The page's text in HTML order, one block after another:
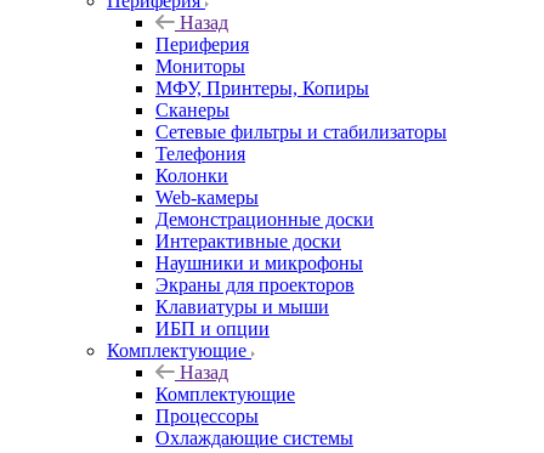
Назад
Периферия
Мониторы
МФУ, Принтеры, Копиры
Сканеры
Сетевые фильтры и стабилизаторы
Телефония
Колонки
Web-камеры
Демонстрационные доски
Интерактивные доски
Наушники и микрофоны
Экраны для проекторов
Клавиатуры и мыши
ИБП и опции
Комплектующие
Назад
Комплектующие
Процессоры
Охлаждающие системы